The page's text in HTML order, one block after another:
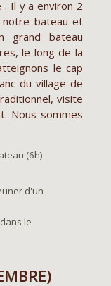
. Il y a environ 2
bateau et
grand bateau
le long de la
le cap
du village de
visite
Nous sommes
(6h)
d'un
le